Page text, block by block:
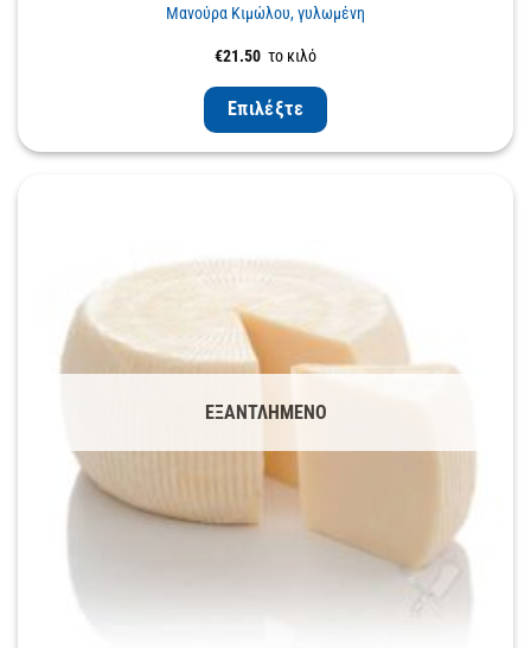
Μανούρα Κιμώλου, γυλωμένη
€21.50 το κιλό
Επιλέξτε
ΕΞΑΝΤΛΗΜΈΝΟ